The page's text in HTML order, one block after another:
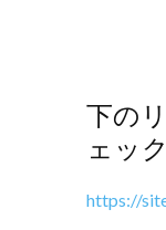
下の
ェッ
https://